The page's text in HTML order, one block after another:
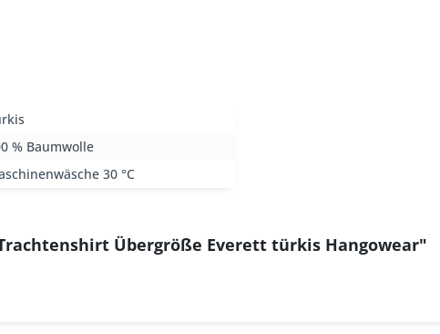
% Baumwolle
30 °C
Übergröße Everett türkis Hangowear"